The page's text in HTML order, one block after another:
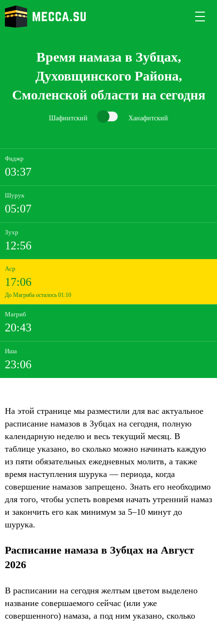
Время намаза в Зубцах,
Духовщинского Района,
Смоленской области на сегодня
Шафиитский Ханафитский
Фаджр
03:37
Шурук
05:07
Зухр
12:56
Аср
17:06
До Магриба осталось 01:10
Магриб
20:43
Иша
23:06
На этой странице мы разместили для вас актуальное
расписание намазов в Зубцах на сегодня, полную
календарную неделю и весь текущий месяц. В
таблице указано, во сколько можно начинать каждую
из пяти обязательных ежедневных молитв, а также
время наступления шурука — периода, когда
совершение намазов запрещено. Знать его необходимо
для того, чтобы успеть вовремя начать утренний намаз
и закончить его как минимум за 5–10 минут до
шурука.
Расписание намаза в Зубцах на Август
2026
В расписании на сегодня желтым цветом выделено
название совершаемого сейчас (или уже
совершенного) намаза, а под ним указано, сколько